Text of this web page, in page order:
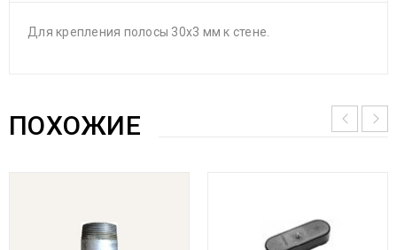
Для крепления полосы 30х3 мм к стене.
ПОХОЖИЕ